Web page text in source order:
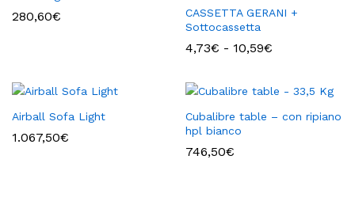
280,60€
CASSETTA GERANI +
Sottocassetta
4,73€ - 10,59€
4,73€
10,59€
Airball Sofa Light
1.067,50€
Cubalibre table – con ripiano
hpl bianco
746,50€